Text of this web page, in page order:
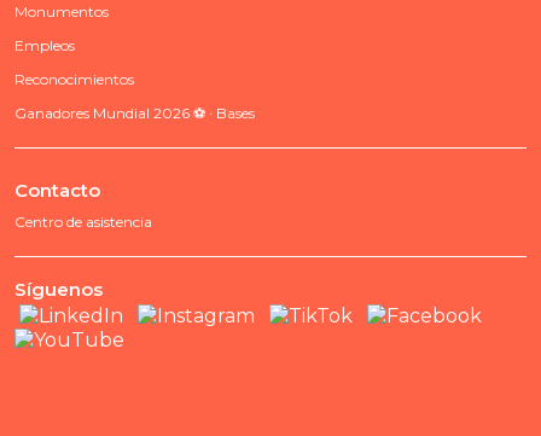
Monumentos
Empleos
Reconocimientos
Ganadores Mundial 2026 ⚽ · Bases
Contacto
Centro de asistencia
Síguenos